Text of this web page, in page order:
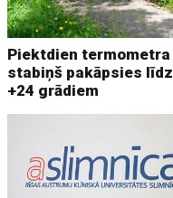
Piektdien termometra
stabiņš pakāpsies līdz
+24 grādiem